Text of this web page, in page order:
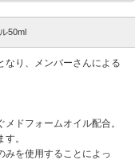
50ml
なり、メンバーさんによる
ドフォームオイル配合。
。
みを使用することによっ